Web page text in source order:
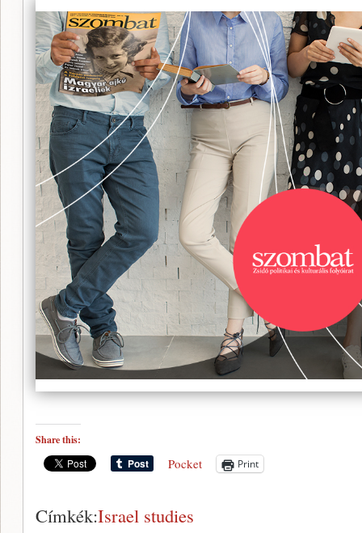
Share this:
Pocket Print
Címkék:Israel studies